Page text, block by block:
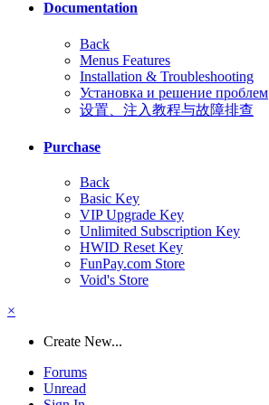
Documentation
Back
Menus Features
Installation & Troubleshooting
Установка и решение проблем
设置、注入教程与故障排查
Purchase
Back
Basic Key
VIP Upgrade Key
Unlimited Subscription Key
HWID Reset Key
FunPay.com Store
Void's Store
×
Create New...
Forums
Unread